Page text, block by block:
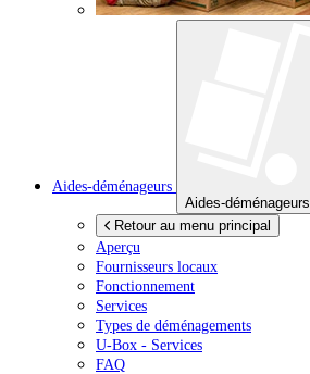
Aides-déménageurs
Aides-déménageurs
Retour au menu principal
Aperçu
Fournisseurs locaux
Fonctionnement
Services
Types de déménagements
U-Box - Services
FAQ